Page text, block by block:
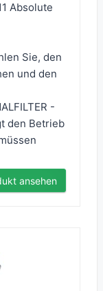
Absolute
Sie, den
und den
-
den Betrieb
ansehen